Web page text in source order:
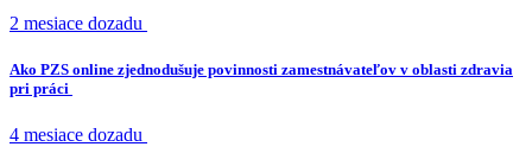
2 mesiace dozadu
Ako PZS online zjednodušuje povinnosti zamestnávateľov v oblasti zdravia
pri práci
4 mesiace dozadu